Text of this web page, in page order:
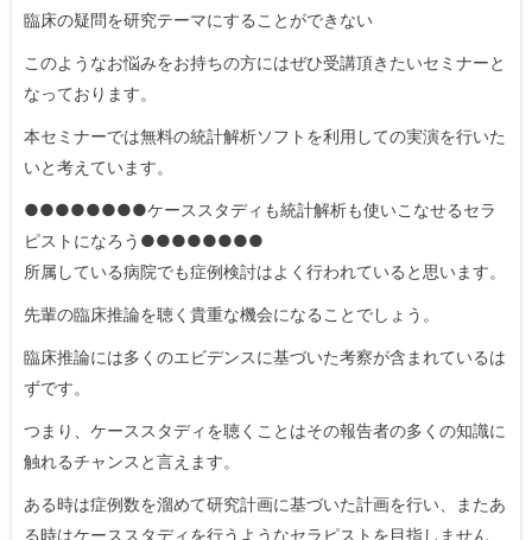
臨床の疑問を研究テーマにすることができない
このようなお悩みをお持ちの方にはぜひ受講頂きたいセミナーと
なっております。
本セミナーでは無料の統計解析ソフトを利用しての実演を行いた
いと考えています。
●●●●●●●●ケーススタディも統計解析も使いこなせるセラ
ピストになろう●●●●●●●●
所属している病院でも症例検討はよく行われていると思います。
先輩の臨床推論を聴く貴重な機会になることでしょう。
臨床推論には多くのエビデンスに基づいた考察が含まれているは
ずです。
つまり、ケーススタディを聴くことはその報告者の多くの知識に
触れるチャンスと言えます。
ある時は症例数を溜めて研究計画に基づいた計画を行い、またあ
る時はケーススタディを行うようなセラピストを目指しません